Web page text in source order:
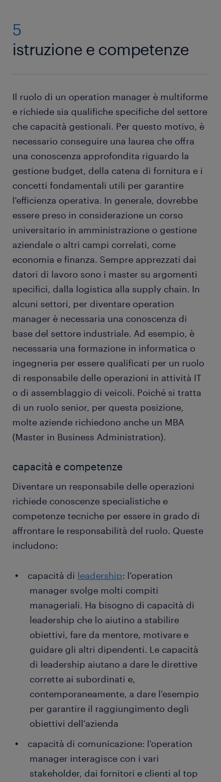
processi aziendali. Possono determinare le
migliori strategie di marketing per aumentare le
a Randstad per la ricerca e selezione dei loro
talenti
5
istruzione e competenze
Il ruolo di un operation manager è multiforme
e richiede sia qualifiche specifiche del settore
che capacità gestionali. Per questo motivo, è
necessario conseguire una laurea che offra
una conoscenza approfondita riguardo la
gestione budget, della catena di fornitura e i
concetti fondamentali utili per garantire
l'efficienza operativa. In generale, dovrebbe
essere preso in considerazione un corso
universitario in amministrazione o gestione
aziendale o altri campi correlati, come
economia e finanza. Sempre apprezzati dai
datori di lavoro sono i master su argomenti
specifici, dalla logistica alla supply chain. In
alcuni settori, per diventare operation
manager è necessaria una conoscenza di
base del settore industriale. Ad esempio, è
necessaria una formazione in informatica o
ingegneria per essere qualificati per un ruolo
di responsabile delle operazioni in attività IT
o di assemblaggio di veicoli. Poiché si tratta
di un ruolo senior, per questa posizione,
molte aziende richiedono anche un MBA
(Master in Business Administration).
capacità e competenze
Diventare un responsabile delle operazioni
richiede conoscenze specialistiche e
competenze tecniche per essere in grado di
affrontare le responsabilità del ruolo. Queste
includono:
capacità di leadership: l'operation
manager svolge molti compiti
manageriali. Ha bisogno di capacità di
leadership che lo aiutino a stabilire
obiettivi, fare da mentore, motivare e
guidare gli altri dipendenti. Le capacità
di leadership aiutano a dare le direttive
corrette ai subordinati e,
contemporaneamente, a dare l'esempio
per garantire il raggiungimento degli
obiettivi dell'azienda
capacità di comunicazione: l'operation
manager interagisce con i vari
stakeholder, dai fornitori e clienti al top